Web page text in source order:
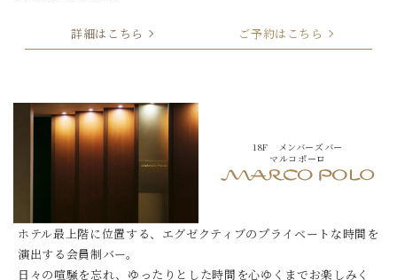
詳細はこちら ご予約はこちら
18F メンバーズバー
マルコポーロ
ホテル最上階に位置する、 エグゼクティブのプライベートな時間を
演出する会員制バー。
日々の喧騒を忘れ、ゆったりとした時間を心ゆくまでお楽しみく